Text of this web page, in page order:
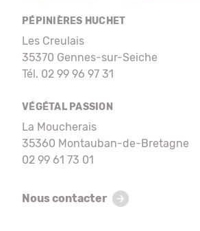
PÉPINIÈRES HUCHET
Les Creulais
35370 Gennes-sur-Seiche
Tél. 02 99 96 97 31
VÉGÉTAL PASSION
La Moucherais
35360 Montauban-de-Bretagne
02 99 61 73 01
Nous contacter